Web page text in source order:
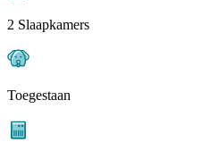
2 Slaapkamers
Toegestaan